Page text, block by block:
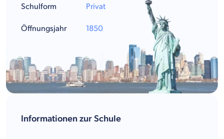
Informationen zur Schule
Schulform
Öffnungsjahr
Privat
1850